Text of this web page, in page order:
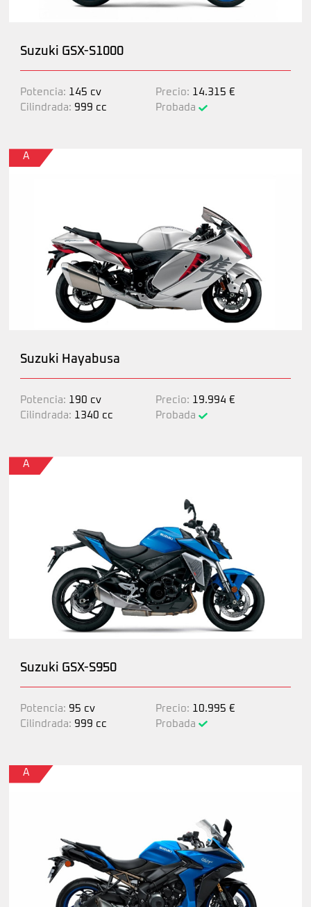
Suzuki GSX-S1000
Potencia: 145 cv
Cilindrada: 999 cc
Precio: 14.315 €
Probada
A
Suzuki Hayabusa
Potencia: 190 cv
Cilindrada: 1340 cc
Precio: 19.994 €
Probada
A
Suzuki GSX-S950
Potencia: 95 cv
Cilindrada: 999 cc
Precio: 10.995 €
Probada
A